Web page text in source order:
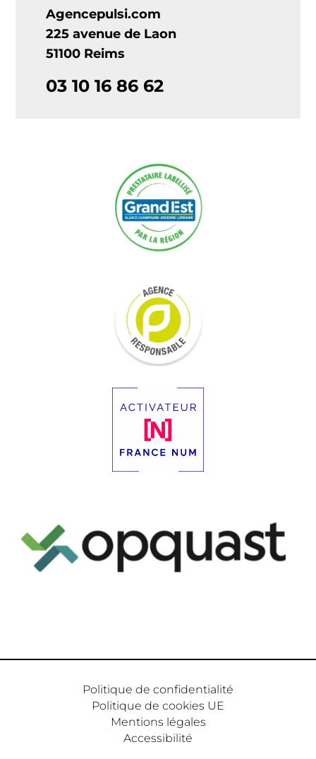
Agencepulsi.com
225 avenue de Laon
51100 Reims
03 10 16 86 62
Politique de confidentialité
Politique de cookies UE
Mentions légales
Accessibilité